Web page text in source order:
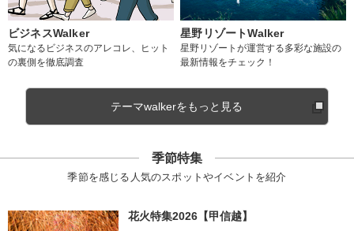
ビジネスWalker
気になるビジネスのアレコレ、ヒット
の裏側を徹底調査
星野リゾートWalker
星野リゾートが運営する多彩な施設の
最新情報をチェック！
テーマwalkerをもっと見る
季節特集
季節を感じる人気のスポットやイベントを紹介
花火特集2026【甲信越】